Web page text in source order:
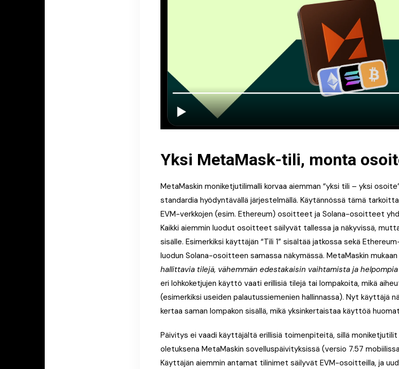
Yksi MetaMask-tili, monta
MetaMaskin moniketjutilimalli korvaa aiemman “yksi tili – yksi
standardia hyödyntävällä järjestelmällä. Käytännössä tämä
EVM-verkkojen (esim. Ethereum) osoitteet ja Solana-osoitteet
Kaikki aiemmin luodut osoitteet säilyvät tallessa ja näkyvissä,
sisälle. Esimerkiksi käyttäjän “Tili 1” sisältää jatkossa sekä
luodun Solana-osoitteen samassa näkymässä. MetaMaskin mukaan
hallittavia tilejä, vähemmän edestakaisin vaihtamista ja
eri lohkoketjujen käyttö vaati erillisiä tilejä tai lompakoita, mikä
(esimerkiksi useiden palautussiemenien hallinnassa). Nyt käyttäjä
kertaa saman lompakon sisällä, mikä yksinkertaistaa käyttöä
Päivitys ei vaadi käyttäjältä erillisiä toimenpiteitä, sillä
oletuksena MetaMaskin sovelluspäivityksissä (versio 7.57
Käyttäjän aiemmin antamat tilinimet säilyvät EVM-osoitteilla, ja